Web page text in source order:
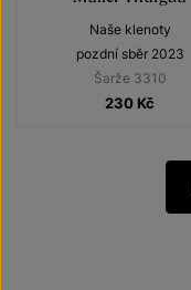
Naše klenoty
pozdní sběr 2023
Šarže 3310
230 Kč